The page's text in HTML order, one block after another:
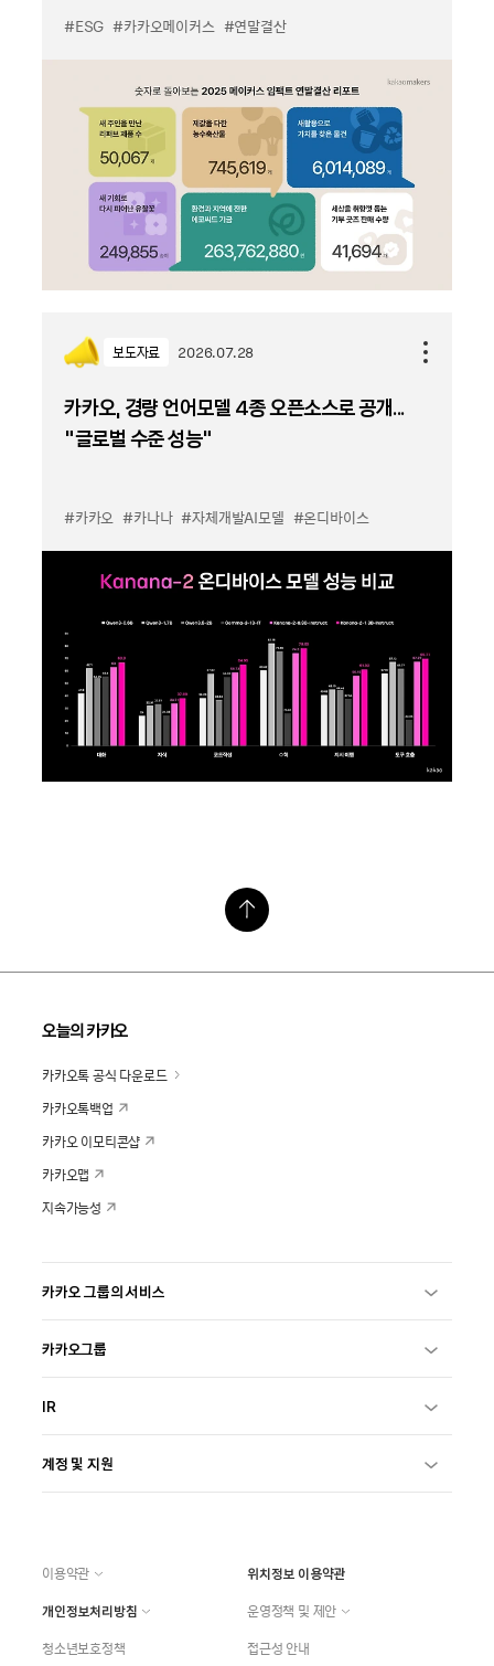
#ESG #카카오메이커스 #연말결산
보도자료 2026.07.28
카카오, 경량 언어모델 4종 오픈소스로 공개...
“글로벌 수준 성능”
#카카오 #카나나 #자체개발AI모델 #온디바이스
오늘의 카카오
카카오톡 공식 다운로드
카카오톡백업
카카오 이모티콘샵
카카오맵
지속가능성
카카오 그룹의 서비스
카카오그룹
IR
계정 및 지원
이용약관
위치정보 이용약관
개인정보처리방침
운영정책 및 제안
청소년보호정책
접근성 안내